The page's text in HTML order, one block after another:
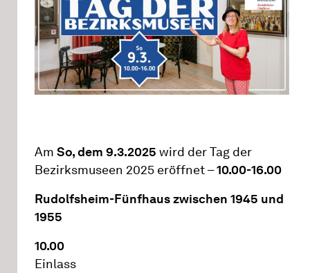
Am So, dem 9.3.2025 wird der Tag der
Bezirksmuseen 2025 eröffnet –10.00-16.00
Rudolfsheim-Fünfhaus zwischen 1945 und
1955
10.00
Einlass